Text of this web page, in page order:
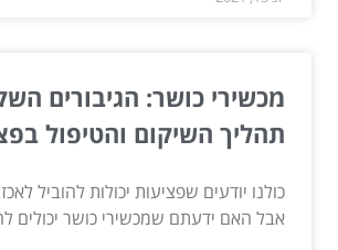
מכשירי כושר: הגיבורים
תהליך השיקום והטיפול
כולנו יודעים שפציעות יכולות להוביל
אבל האם ידעתם שמכשירי כושר יכולים